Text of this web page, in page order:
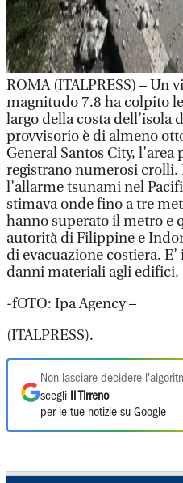
ROMA (ITALPRESS) –
magnitudo 7.8 ha colpito
largo della costa
provvisorio è di almeno
General Santos City,
registrano numerosi crolli.
l’allarme tsunami nel
stimava onde fino a tre
hanno superato il metro e
autorità di Filippine e
di evacuazione costiera.
danni materiali agli edifici.
-fOTO: Ipa Agency –
(ITALPRESS).
Non lasciare decidere
scegli
Il Tirreno
per le tue notizie su Google